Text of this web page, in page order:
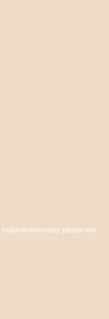
развитию